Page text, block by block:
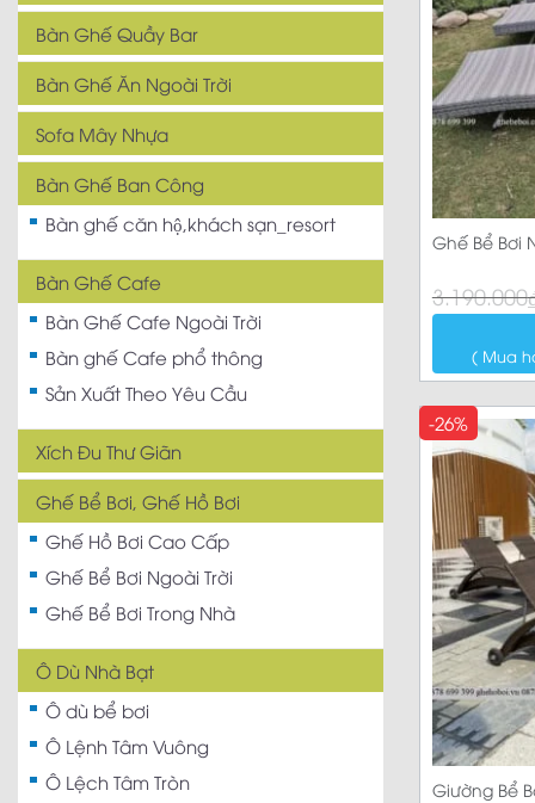
Bàn Ghế Quầy Bar
Bàn Ghế Ăn Ngoài Trời
Sofa Mây Nhựa
Bàn Ghế Ban Công
Bàn ghế căn hộ,khách sạn_resort
Bàn Ghế Cafe
Bàn Ghế Cafe Ngoài Trời
Bàn ghế Cafe phổ thông
Sản Xuất Theo Yêu Cầu
Xích Đu Thư Giãn
Ghế Bể Bơi, Ghế Hồ Bơi
Ghế Hồ Bơi Cao Cấp
Ghế Bể Bơi Ngoài Trời
Ghế Bể Bơi Trong Nhà
Ô Dù Nhà Bạt
Ô dù bể bơi
Ô Lệnh Tâm Vuông
Ô Lệch Tâm Tròn
Ghế Bể Bơi
3.190.000
Giá
gốc
là:
Giá
hiện
tại
2.610.000₫.
( Mua
-26%
Giường Bể